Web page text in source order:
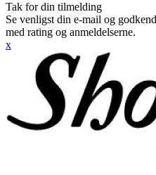
Tak for din tilmelding
Se venligst din e-mail og
med rating og anmeldelserne.
x